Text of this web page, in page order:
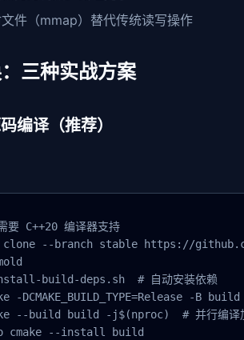
件（mmap）替代传统读写操作
三种实战方案
编译（推荐）
要 C++20 编译器支持
--branch stable https://
build-deps.sh  # 自动安装依赖
-DCMAKE_BUILD_TYPE=Release -B build
--build build -j$(nproc)  # 并行编译
cmake --install build